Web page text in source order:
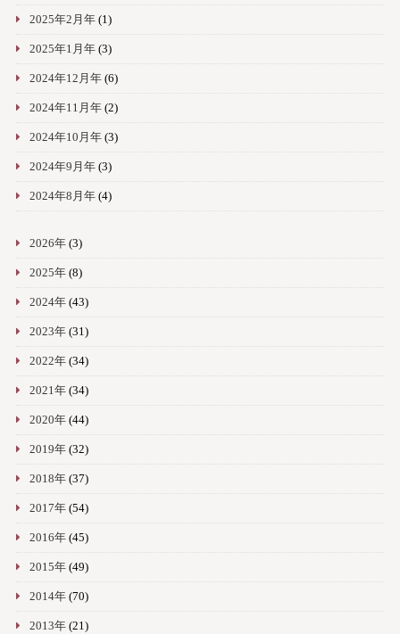
2025年2月年(1)
2025年1月年(3)
2024年12月年(6)
2024年11月年(2)
2024年10月年(3)
2024年9月年(3)
2024年8月年(4)
2026年(3)
2025年(8)
2024年(43)
2023年(31)
2022年(34)
2021年(34)
2020年(44)
2019年(32)
2018年(37)
2017年(54)
2016年(45)
2015年(49)
2014年(70)
2013年(21)